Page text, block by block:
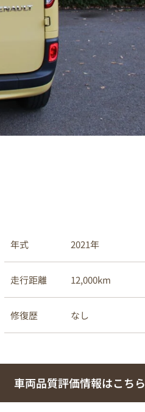
年式 2021年
走行距離 12,000km
修復歴 なし
車両品質評価情報はこちら